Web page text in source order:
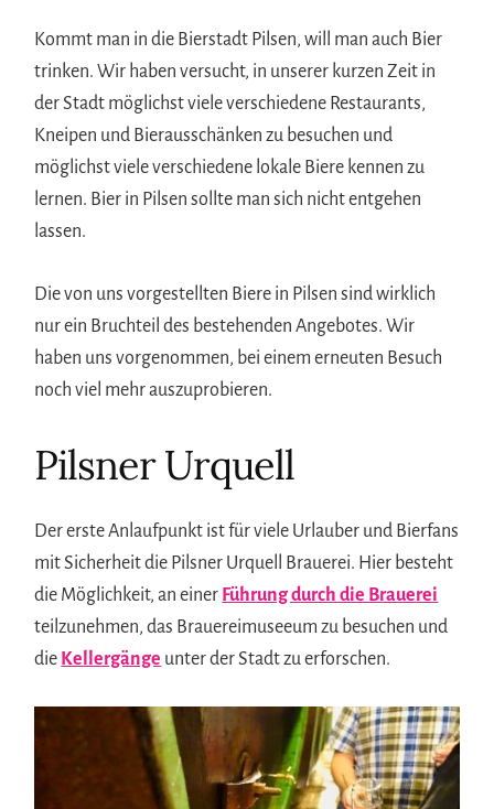
Kommt man in die Bierstadt Pilsen, will man auch Bier
trinken. Wir haben versucht, in unserer kurzen Zeit in
der Stadt möglichst viele verschiedene Restaurants,
Kneipen und Bierausschänken zu besuchen und
möglichst viele verschiedene lokale Biere kennen zu
lernen. Bier in Pilsen sollte man sich nicht entgehen
lassen.
Die von uns vorgestellten Biere in Pilsen sind wirklich
nur ein Bruchteil des bestehenden Angebotes. Wir
haben uns vorgenommen, bei einem erneuten Besuch
noch viel mehr auszuprobieren.
Pilsner Urquell
Der erste Anlaufpunkt ist für viele Urlauber und Bierfans
mit Sicherheit die Pilsner Urquell Brauerei. Hier besteht
die Möglichkeit, an einer Führung durch die Brauerei
teilzunehmen, das Brauereimuseeum zu besuchen und
die Kellergänge unter der Stadt zu erforschen.